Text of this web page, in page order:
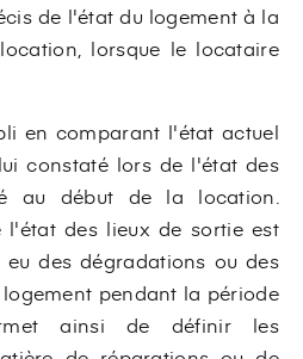
de l'état du logement à la
lorsque le locataire
en comparant l'état actuel
constaté lors de l'état des
au début de la location.
des lieux de sortie est
des dégradations ou des
pendant la période
ainsi de définir les